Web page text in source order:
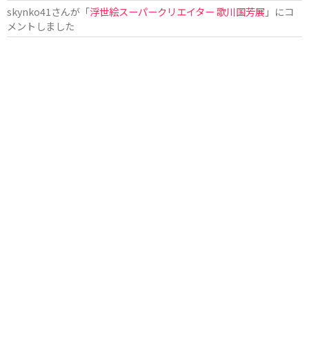
skynko41 さんが「浮世絵スーパークリエイター 歌川国芳展 」にコ
メントしました